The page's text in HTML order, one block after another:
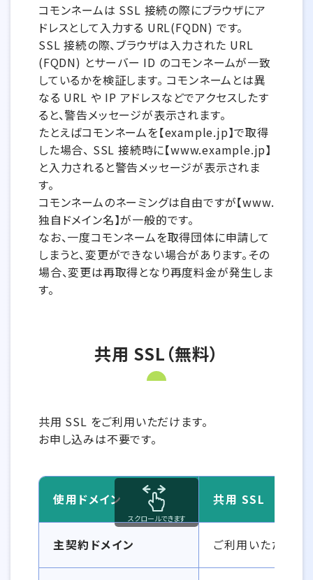
コモンネームは SSL 接続の際にブラウザにア
ドレスとして入力する URL(FQDN) です。
SSL 接続の際、ブラウザは入力された URL
(FQDN) とサーバー ID のコモンネームが一致
しているかを検証します。 コモンネームとは異
なる URL や IP アドレスなどでアクセスしたす
ると、警告メッセージが表示されます。
たとえばコモンネームを【example.jp】で取得
した場合、 SSL 接続時に【www.example.jp】
と入力されると警告メッセージが表示されま
す。
コモンネームのネーミングは自由ですが【www.
独自ドメイン名】が一般的です。
なお、一度コモンネームを取得団体に申請して
しまうと、変更ができない場合があります。その
場合、変更は再取得となり再度料金が発生しま
す。
共用 SSL（無料）
共用 SSL をご利用いただけます。
お申し込みは不要です。
共用 SSL（無料）情報一覧
使用ドメイン 共用 SSL
主契約ドメイン ご利用いただけま
スクロールできます